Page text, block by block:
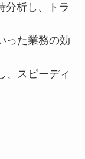
分析し、トラ
った業務の効
、スピーディ